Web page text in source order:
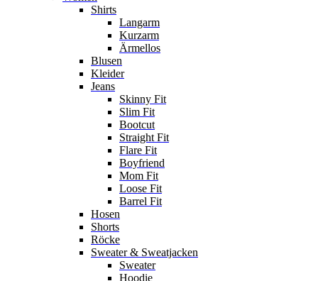
Shirts
Langarm
Kurzarm
Ärmellos
Blusen
Kleider
Jeans
Skinny Fit
Slim Fit
Bootcut
Straight Fit
Flare Fit
Boyfriend
Mom Fit
Loose Fit
Barrel Fit
Hosen
Shorts
Röcke
Sweater & Sweatjacken
Sweater
Hoodie